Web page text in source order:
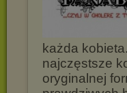
każda
najczęstsze
oryginalnej